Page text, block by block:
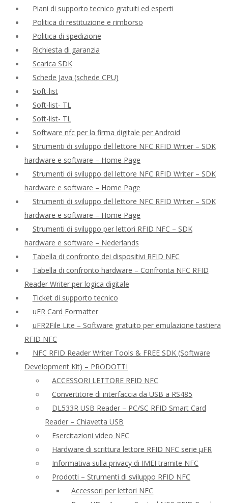
Piani di supporto tecnico gratuiti ed esperti
Politica di restituzione e rimborso
Politica di spedizione
Richiesta di garanzia
Scarica SDK
Schede Java (schede CPU)
Soft-list
Soft-list- TL
Soft-list- TL
Software nfc per la firma digitale per Android
Strumenti di sviluppo del lettore NFC RFID Writer – SDK
hardware e software – Home Page
Strumenti di sviluppo del lettore NFC RFID Writer – SDK
hardware e software – Home Page
Strumenti di sviluppo del lettore NFC RFID Writer – SDK
hardware e software – Home Page
Strumenti di sviluppo per lettori RFID NFC – SDK
hardware e software – Nederlands
Tabella di confronto dei dispositivi RFID NFC
Tabella di confronto hardware – Confronta NFC RFID
Reader Writer per logica digitale
Ticket di supporto tecnico
uFR Card Formatter
uFR2File Lite – Software gratuito per emulazione tastiera
RFID NFC
NFC RFID Reader Writer Tools & FREE SDK (Software
Development Kit) – PRODOTTI
ACCESSORI LETTORE RFID NFC
Convertitore di interfaccia da USB a RS485
DL533R USB Reader – PC/SC RFID Smart Card
Reader – Chiavetta USB
Esercitazioni video NFC
Hardware di scrittura lettore RFID NFC serie μFR
Informativa sulla privacy di IMEI tramite NFC
Prodotti – Strumenti di sviluppo RFID NFC
Accessori per lettori NFC